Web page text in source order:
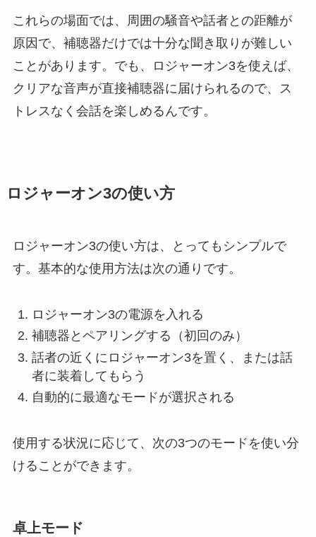
これらの場面では、周囲の騒音や話者との距離が
原因で、補聴器だけでは十分な聞き取りが難しい
ことがあります。でも、ロジャーオン3を使えば、
クリアな音声が直接補聴器に届けられるので、ス
トレスなく会話を楽しめるんです。
ロジャーオン3の使い方
ロジャーオン3の使い方は、とってもシンプルで
す。基本的な使用方法は次の通りです。
ロジャーオン3の電源を入れる
補聴器とペアリングする（初回のみ）
話者の近くにロジャーオン3を置く、または話
者に装着してもらう
自動的に最適なモードが選択される
使用する状況に応じて、次の3つのモードを使い分
けることができます。
卓上モード